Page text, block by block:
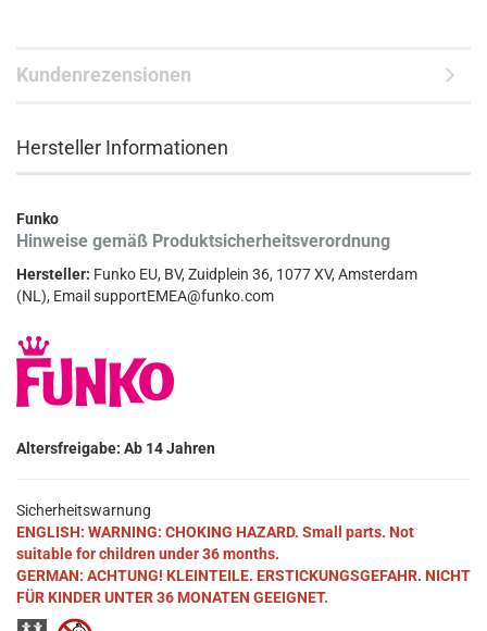
Kundenrezensionen
Hersteller Informationen
Funko
Hinweise gemäß Produktsicherheitsverordnung
Hersteller: Funko EU, BV, Zuidplein 36, 1077 XV, Amsterdam
(NL), Email supportEMEA@funko.com
Altersfreigabe: Ab 14 Jahren
Sicherheitswarnung
ENGLISH: WARNING: CHOKING HAZARD. Small parts. Not
suitable for children under 36 months.
GERMAN: ACHTUNG! KLEINTEILE. ERSTICKUNGSGEFAHR. NICHT
FÜR KINDER UNTER 36 MONATEN GEEIGNET.